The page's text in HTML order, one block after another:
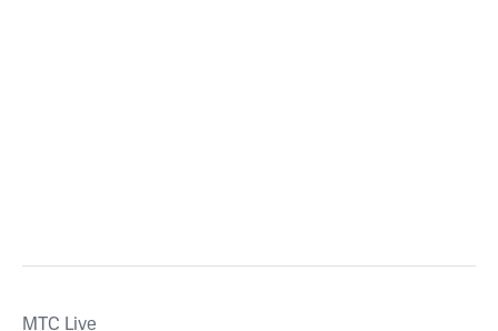
MTС Live